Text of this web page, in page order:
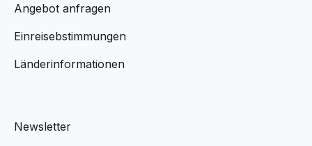
Angebot anfragen
Einreisebstimmungen
Länderinformationen
Newsletter